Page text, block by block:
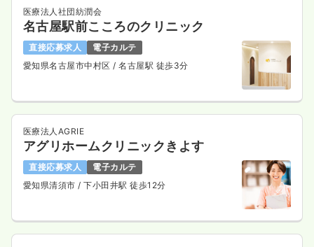
医療法人社団紡潤会
名古屋駅前こころのクリニック
直接応募求人
電子カルテ
愛知県名古屋市中村区/ 名古屋駅 徒歩3分
医療法人AGRIE
アグリホームクリニックきよす
直接応募求人
電子カルテ
愛知県清須市/ 下小田井駅 徒歩12分